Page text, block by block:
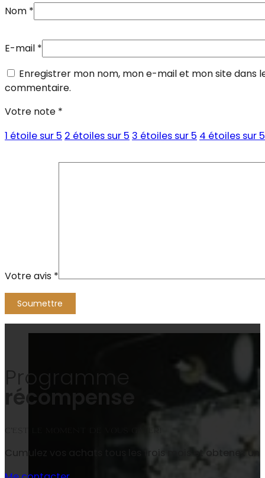
Nom *
E-mail *
Enregistrer mon nom, mon e-mail et mon site dans
commentaire.
Votre note *
1 étoile sur 5 2 étoiles sur 5 3 étoiles sur 5 4 étoiles sur 5
Votre avis *
Alternative:
Programme
récompense
C’est le moment de vous gâter!
Cumulez vos achats tous les trois mois et obtenez